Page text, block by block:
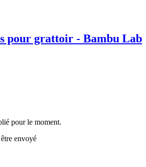
pour grattoir - Bambu Lab
pour le moment.
envoyé